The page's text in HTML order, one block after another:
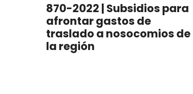
870-2022 | Subsidios para
afrontar gastos de
traslado a nosocomios de
la región